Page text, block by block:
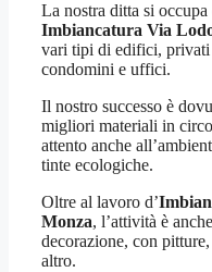
La nostra ditta si
Imbiancatura Via
vari tipi di edifici, privati
condomini e uffici.
Il nostro successo è
migliori materiali in
attento anche
tinte ecologiche.
Oltre al lavoro d’
Monza, l’attività è
decorazione, con
altro.